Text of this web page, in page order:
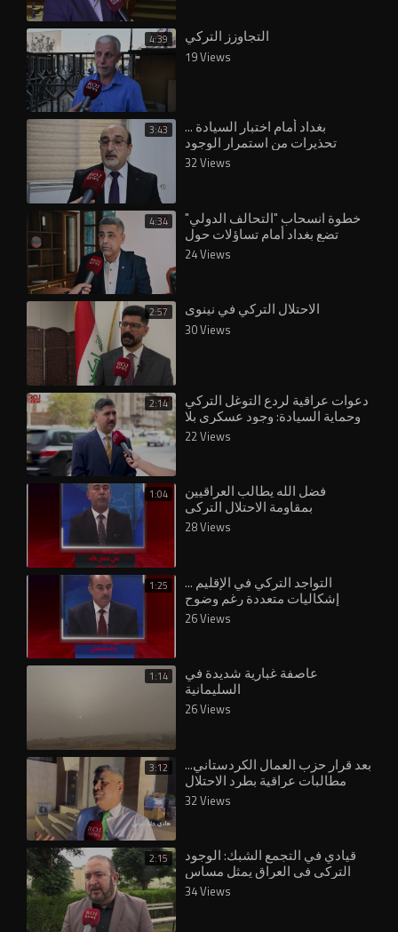
4:39 التجاوزز التركي
19 Views
3:43 بغداد أمام اختبار السيادة ...
تحذيرات من استمرار الوجود
32 Views
4:34 خطوة انسحاب "التحالف الدولي"
تضع بغداد أمام تساؤلات حول
24 Views
2:57 الاحتلال التركي في نينوى
30 Views
2:14 دعوات عراقية لردع التوغل التركي
وحماية السيادة: وجود عسكري بلا
22 Views
1:04 فضل الله يطالب العراقيين
بمقاومة الاحتلال التركي
28 Views
1:25 التواجد التركي في الإقليم ...
إشكاليات متعددة رغم وضوح
الموقف العراقي
26 Views
1:14 عاصفة غبارية شديدة في
السليمانية
26 Views
3:12 بعد قرار حزب العمال الكردستاني...
مطالبات عراقية بطرد الاحتلال
التركي
32 Views
2:15 قيادي في التجمع الشبك: الوجود
التركي في العراق يمثل مساس
بالسيادة العراقية
34 Views